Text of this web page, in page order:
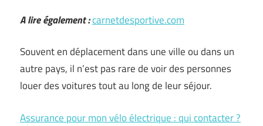
A lire également :carnetdesportive.com
Souvent en déplacement dans une ville ou dans un
autre pays, il n’est pas rare de voir des personnes
louer des voitures tout au long de leur séjour.
Assurance pour mon vélo électrique : qui contacter ?